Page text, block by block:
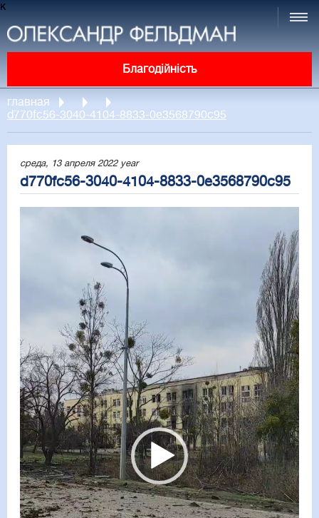
к
Благодійність
главная
d770fc56-3040-4104-8833-0e3568790c95
среда, 13 апреля 2022 year
d770fc56-3040-4104-8833-0e3568790c95